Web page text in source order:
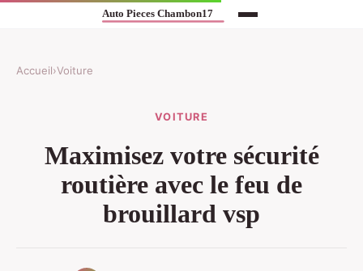
Accueil›Voiture
VOITURE
Maximisez votre sécurité
routière avec le feu de
brouillard vsp